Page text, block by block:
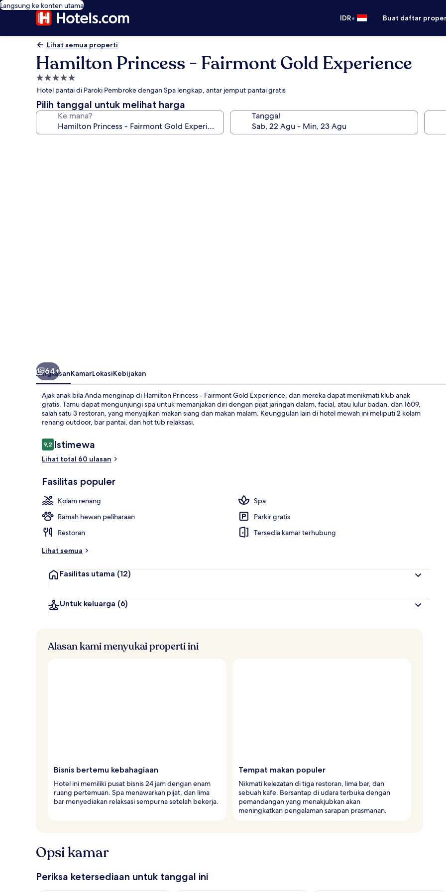
Langsung ke konten utama
IDR• Buat daftar
Lihat semua properti
Hamilton Princess - Fairmont Gold Experience
Properti
bintang
5.0
Hotel pantai di Paroki Pembroke dengan Spa lengkap, antar jemput pantai gratis
Pilih tanggal untuk melihat harga
Ke mana? Tanggal
Brankas,
64+
RingkasanKamarLokasiKebijakan
Ajak anak bila Anda menginap di Hamilton Princess - Fairmont Gold Experience, dan mereka dapat menikmati klub anak
gratis. Tamu dapat mengunjungi spa untuk memanjakan diri dengan pijat jaringan dalam, facial, atau lulur badan, dan 1609,
salah satu 3 restoran, yang menyajikan makan siang dan makan malam. Keunggulan lain di hotel mewah ini meliputi 2 kolam
renang outdoor, bar pantai, dan hot tub relaksasi.
Ulasan
9,29,2 dari 10
Istimewa
Lihat total 60 ulasan
Fasilitas populer
Kolam renang
Spa
Ramah hewan peliharaan
Parkir gratis
Restoran
Tersedia kamar terhubung
Lihat semua
Fasilitas utama (12)
Untuk keluarga (6)
Alasan kami menyukai properti ini
Bisnis bertemu kebahagiaan
Hotel ini memiliki pusat bisnis 24 jam dengan enam
ruang pertemuan. Spa menawarkan pijat, dan lima
bar menyediakan relaksasi sempurna setelah bekerja.
Tempat makan populer
Nikmati kelezatan di tiga restoran, lima bar, dan
sebuah kafe. Bersantap di udara terbuka dengan
pemandangan yang menakjubkan akan
meningkatkan pengalaman sarapan prasmanan.
Opsi kamar
Periksa ketersediaan untuk tanggal ini